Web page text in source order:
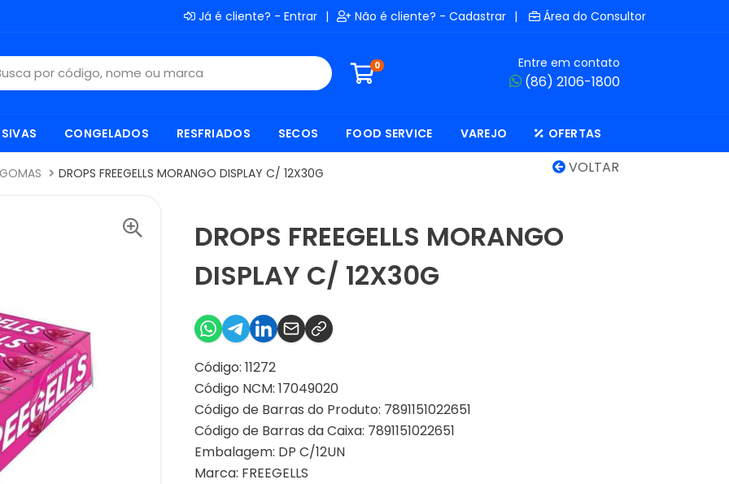
Já é cliente? - Entrar | Não é cliente? - Cadastrar | Área do Consultor
0 Entre em contato
(86) 2106-1800
CONGELADOS RESFRIADOS SECOS FOOD SERVICE VAREJO OFERTAS
VOLTAR
DROPS FREEGELLS MORANGO DISPLAY C/ 12X30G
DROPS FREEGELLS MORANGO
DISPLAY C/ 12X30G
Código: 11272
Código NCM: 17049020
Código de Barras do Produto: 7891151022651
Código de Barras da Caixa: 7891151022651
Embalagem: DP C/12UN
Marca: FREEGELLS